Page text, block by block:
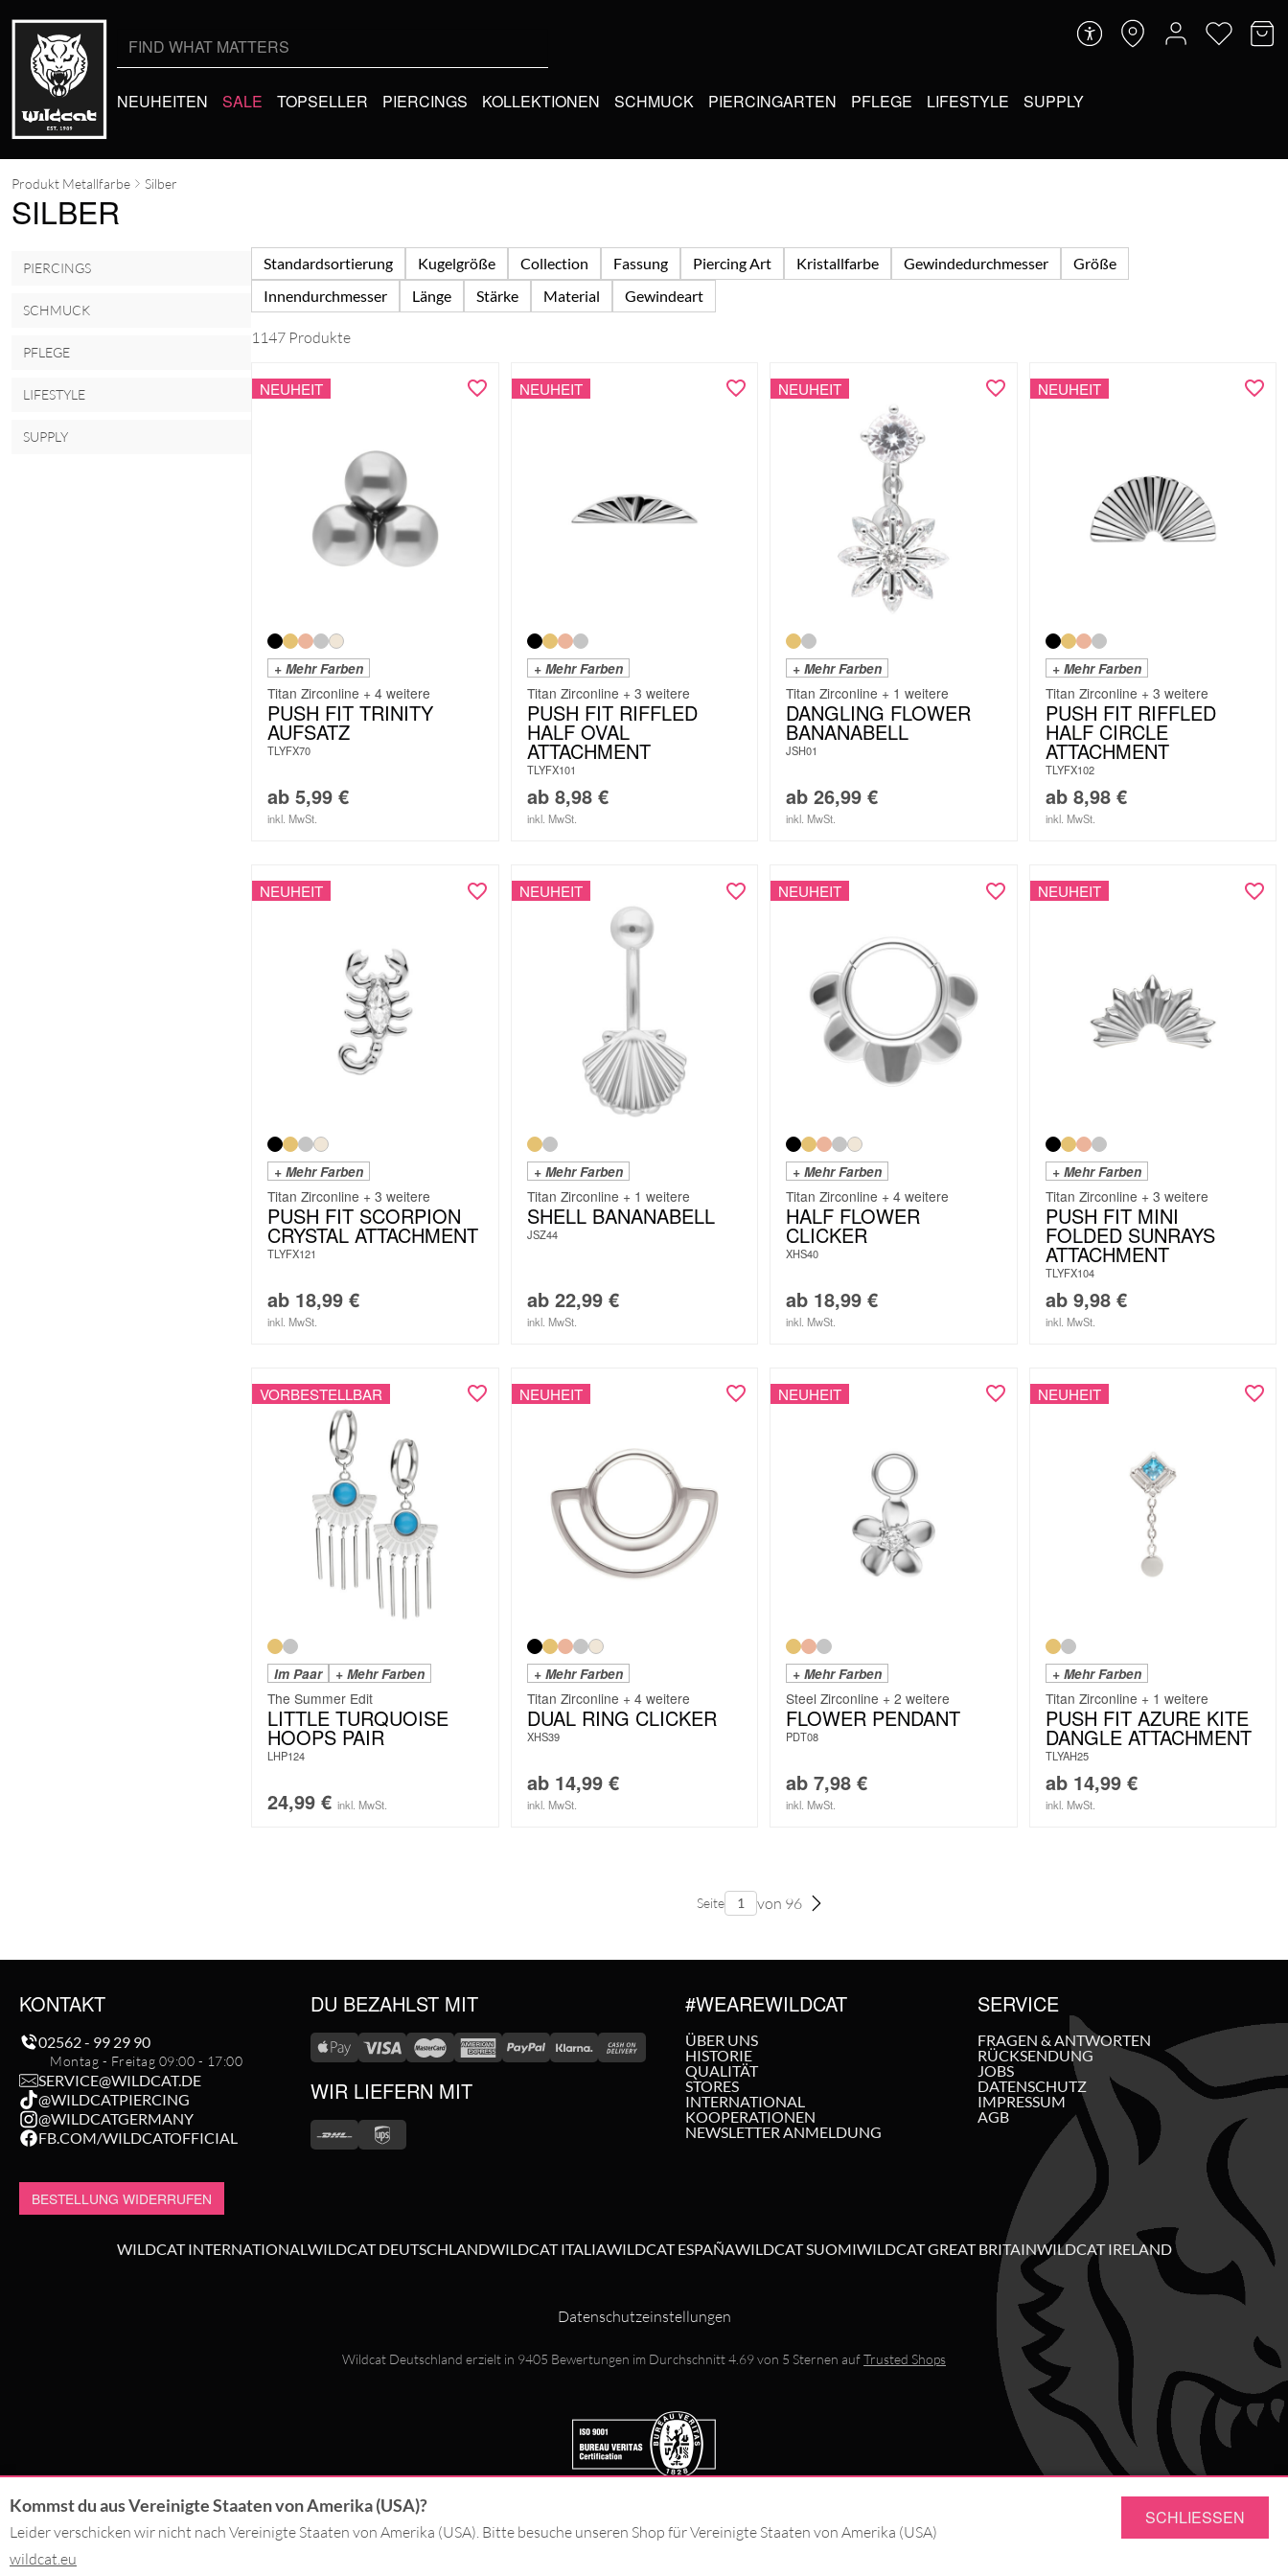
NEUHEITEN SALE TOPSELLER PIERCINGS KOLLEKTIONEN SCHMUCK PIERCINGARTEN PFLEGE LIFESTYLE SUPPLY
Produkt Metallfarbe Silber
SILBER
PIERCINGS
SCHMUCK
PFLEGE
LIFESTYLE
SUPPLY
Standardsortierung Kugelgröße Collection Fassung Piercing Art Kristallfarbe Gewindedurchmesser
Größe
Innendurchmesser
Länge Stärke Material Gewindeart
1147 Produkte
NEUHEIT
+ Mehr Farben
Titan Zirconline + 4 weitere
PUSH FIT TRINITY
AUFSATZ
TLYFX70
ab 5,99 €
inkl. MwSt.
NEUHEIT
+ Mehr Farben
Titan Zirconline + 3 weitere
PUSH FIT RIFFLED
HALF OVAL
ATTACHMENT
TLYFX101
ab 8,98 €
inkl. MwSt.
NEUHEIT
+ Mehr Farben
Titan Zirconline + 1 weitere
DANGLING FLOWER
BANANABELL
JSH01
ab 26,99 €
inkl. MwSt.
NEUHEIT
+ Mehr Farben
Titan Zirconline + 3 weitere
PUSH FIT RIFFLED
HALF CIRCLE
ATTACHMENT
TLYFX102
ab 8,98 €
inkl. MwSt.
NEUHEIT
+ Mehr Farben
Titan Zirconline + 3 weitere
PUSH FIT SCORPION
CRYSTAL ATTACHMENT
TLYFX121
ab 18,99 €
inkl. MwSt.
NEUHEIT
+ Mehr Farben
Titan Zirconline + 1 weitere
SHELL BANANABELL
JSZ44
ab 22,99 €
inkl. MwSt.
NEUHEIT
+ Mehr Farben
Titan Zirconline + 4 weitere
HALF FLOWER
CLICKER
XHS40
ab 18,99 €
inkl. MwSt.
NEUHEIT
+ Mehr Farben
Titan Zirconline + 3 weitere
PUSH FIT MINI
FOLDED SUNRAYS
ATTACHMENT
TLYFX104
ab 9,98 €
inkl. MwSt.
VORBESTELLBAR
Im Paar + Mehr Farben
The Summer Edit
LITTLE TURQUOISE
HOOPS PAIR
LHP124
24,99 € inkl. MwSt.
NEUHEIT
+ Mehr Farben
Titan Zirconline + 4 weitere
DUAL RING CLICKER
XHS39
ab 14,99 €
inkl. MwSt.
NEUHEIT
+ Mehr Farben
Steel Zirconline + 2 weitere
FLOWER PENDANT
PDT08
ab 7,98 €
inkl. MwSt.
NEUHEIT
+ Mehr Farben
Titan Zirconline + 1 weitere
PUSH FIT AZURE KITE
DANGLE ATTACHMENT
TLYAH25
ab 14,99 €
inkl. MwSt.
Seite von 96
KONTAKT
02562 - 99 29 90
Montag - Freitag 09:00 - 17:00
SERVICE@WILDCAT.DE
@WILDCATPIERCING
@WILDCATGERMANY
FB.COM/WILDCATOFFICIAL
BESTELLUNG WIDERRUFEN
DU BEZAHLST MIT
WIR LIEFERN MIT
#WEAREWILDCAT
ÜBER UNS
HISTORIE
QUALITÄT
STORES
INTERNATIONAL
KOOPERATIONEN
NEWSLETTER ANMELDUNG
SERVICE
FRAGEN & ANTWORTEN
RÜCKSENDUNG
JOBS
DATENSCHUTZ
IMPRESSUM
AGB
WILDCAT INTERNATIONALWILDCAT DEUTSCHLANDWILDCAT ITALIAWILDCAT ESPAÑAWILDCAT SUOMIWILDCAT GREAT BRITAINWILDCAT IRELAND
Datenschutzeinstellungen
Wildcat Deutschland erzielt in 9405 Bewertungen im Durchschnitt4.69von 5 Sternen aufTrusted Shops
Kommst du aus Vereinigte Staaten von Amerika (USA)?
Leider verschicken wir nicht nach Vereinigte Staaten von Amerika (USA). Bitte besuche unseren Shop für Vereinigte Staaten von Amerika (USA)
wildcat.eu
SCHLIESSEN